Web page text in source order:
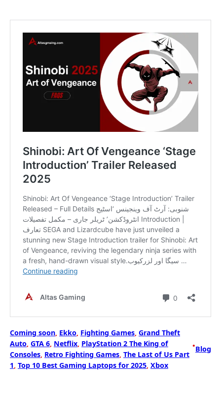
Coming soon, Ekko, Fighting Games, Grand Theft
Auto, GTA 6, Netflix, PlayStation 2 The King of
Consoles, Retro Fighting Games, The Last of Us Part
1, Top 10 Best Gaming Laptops for 2025, Xbox
•Blog